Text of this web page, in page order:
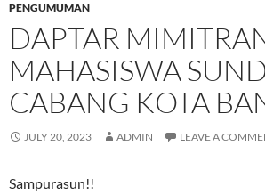
PENGUMUMAN
DAPTAR
MAHASISWA
CABANG KOTA
JULY 20, 2023 ADMIN LEAVE A
Sampurasun!!